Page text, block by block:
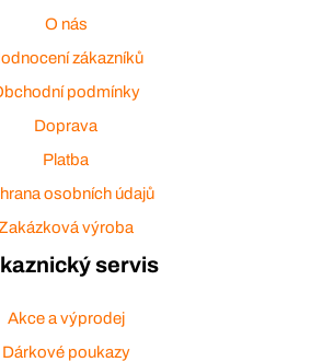
O nás
zákazníků
podmínky
Doprava
Platba
osobních údajů
výroba
servis
Akce a výprodej
Dárkové poukazy